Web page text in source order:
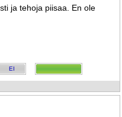
ja tehoja piisaa. En ole
EI